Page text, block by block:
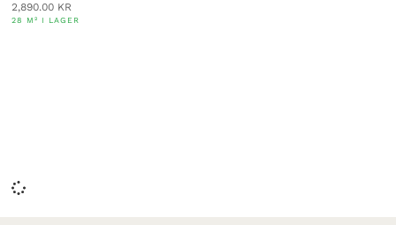
2,890.00 KR
28 M² I LAGER